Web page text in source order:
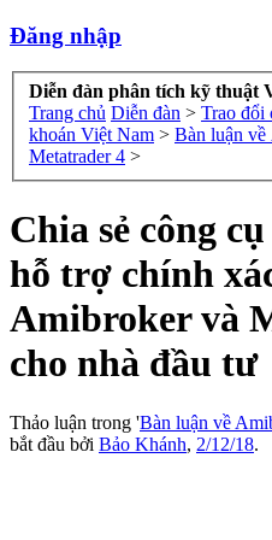
Đăng nhập
Diễn đàn phân tích kỹ thuật
Trang chủ Diễn đàn > Trao đổi
khoán Việt Nam > Bàn luận về
Metatrader 4 >
Chia sẻ công
hỗ trợ chính
Amibroker và
cho nhà đầu tư
Thảo luận trong 'Bàn luận về
bắt đầu bởi Bảo Khánh, 2/12/18.